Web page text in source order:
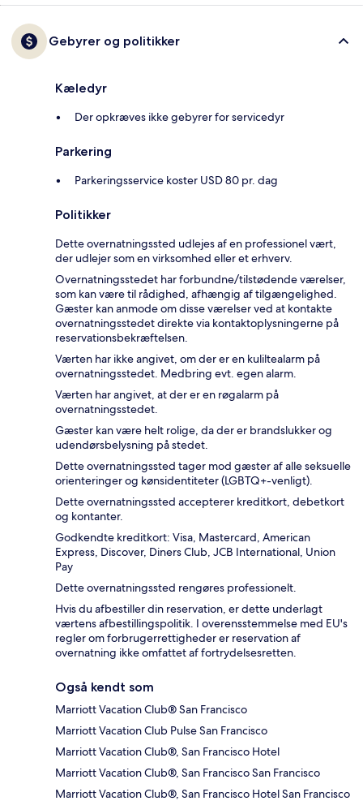
Gebyrer og politikker
Kæledyr
Der opkræves ikke gebyrer for servicedyr
Parkering
Parkeringsservice koster USD 80 pr. dag
Politikker
Dette overnatningssted udlejes af en professionel vært,
der udlejer som en virksomhed eller et erhverv.
Overnatningsstedet har forbundne/tilstødende værelser,
som kan være til rådighed, afhængig af tilgængelighed.
Gæster kan anmode om disse værelser ved at kontakte
overnatningsstedet direkte via kontaktoplysningerne på
reservationsbekræftelsen.
Værten har ikke angivet, om der er en kuliltealarm på
overnatningsstedet. Medbring evt. egen alarm.
Værten har angivet, at der er en røgalarm på
overnatningsstedet.
Gæster kan være helt rolige, da der er brandslukker og
udendørsbelysning på stedet.
Dette overnatningssted tager mod gæster af alle seksuelle
orienteringer og kønsidentiteter (LGBTQ+-venligt).
Dette overnatningssted accepterer kreditkort, debetkort
og kontanter.
Godkendte kreditkort: Visa, Mastercard, American
Express, Discover, Diners Club, JCB International, Union
Pay
Dette overnatningssted rengøres professionelt.
Hvis du afbestiller din reservation, er dette underlagt
værtens afbestillingspolitik. I overensstemmelse med EU's
regler om forbrugerrettigheder er reservation af
overnatning ikke omfattet af fortrydelsesretten.
Også kendt som
Marriott Vacation Club® San Francisco
Marriott Vacation Club Pulse San Francisco
Marriott Vacation Club®, San Francisco Hotel
Marriott Vacation Club®, San Francisco San Francisco
Marriott Vacation Club®, San Francisco Hotel San Francisco